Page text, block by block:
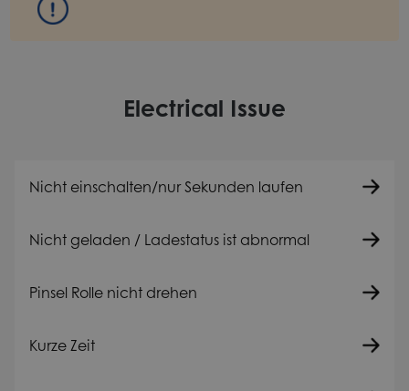
Electrical Issue
Nicht einschalten/nur Sekunden laufen
Nicht geladen / Ladestatus ist abnormal
Pinsel Rolle nicht drehen
Kurze Zeit